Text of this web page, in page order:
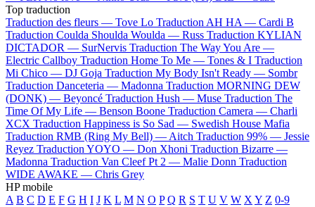
Top traduction
Traduction des fleurs — Tove Lo Traduction AH HA — Cardi B
Traduction Coulda Shoulda Woulda — Russ Traduction KYLIAN
DICTADOR — SurNervis Traduction The Way You Are —
Electric Callboy Traduction Home To Me — Tones & I Traduction
Mi Chico — DJ Goja Traduction My Body Isn't Ready — Sombr
Traduction Danceteria — Madonna Traduction MORNING DEW
(DONK) — Beyoncé Traduction Hush — Muse Traduction The
Time Of My Life — Benson Boone Traduction Camera — Charli
XCX Traduction Happiness is So Sad — Swedish House Mafia
Traduction RMB (Ring My Bell) — Aitch Traduction 99% — Jessie
Reyez Traduction YOYO — Don Xhoni Traduction Bizarre —
Madonna Traduction Van Cleef Pt 2 — Malie Donn Traduction
WIDE AWAKE — Chris Grey
HP mobile
A B C D E F G H I J K L M N O P Q R S T U V W X Y Z 0-9